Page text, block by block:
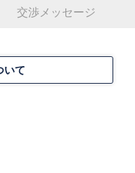
交渉メッセージ
いて